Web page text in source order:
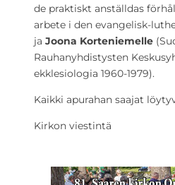
de praktiskt anställdas
arbete i den evangelisk-
ja Joona Korteniemelle
Rauhanyhdistysten
ekklesiologia 1960-1979).
Kaikki apurahan saajat
Kirkon viestintä